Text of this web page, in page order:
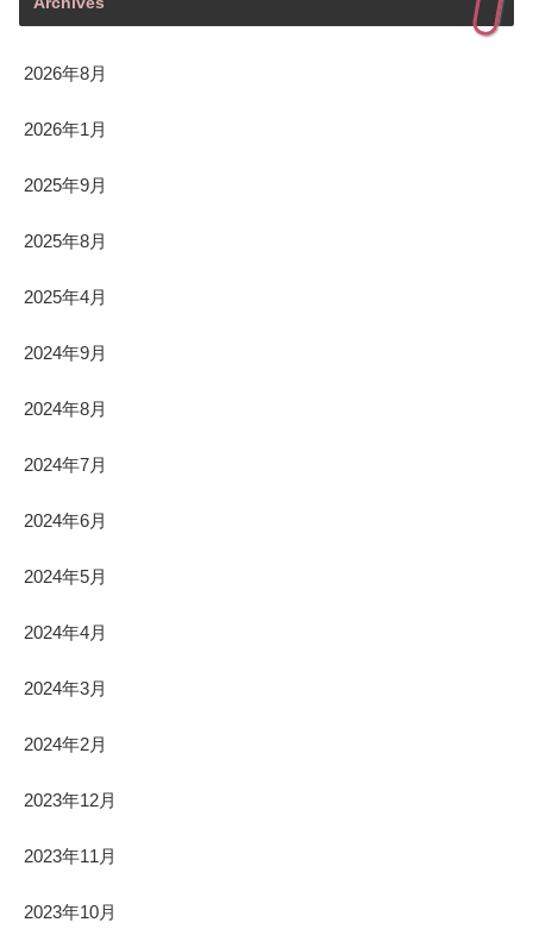
2026年8月
2026年1月
2025年9月
2025年8月
2025年4月
2024年9月
2024年8月
2024年7月
2024年6月
2024年5月
2024年4月
2024年3月
2024年2月
2023年12月
2023年11月
2023年10月